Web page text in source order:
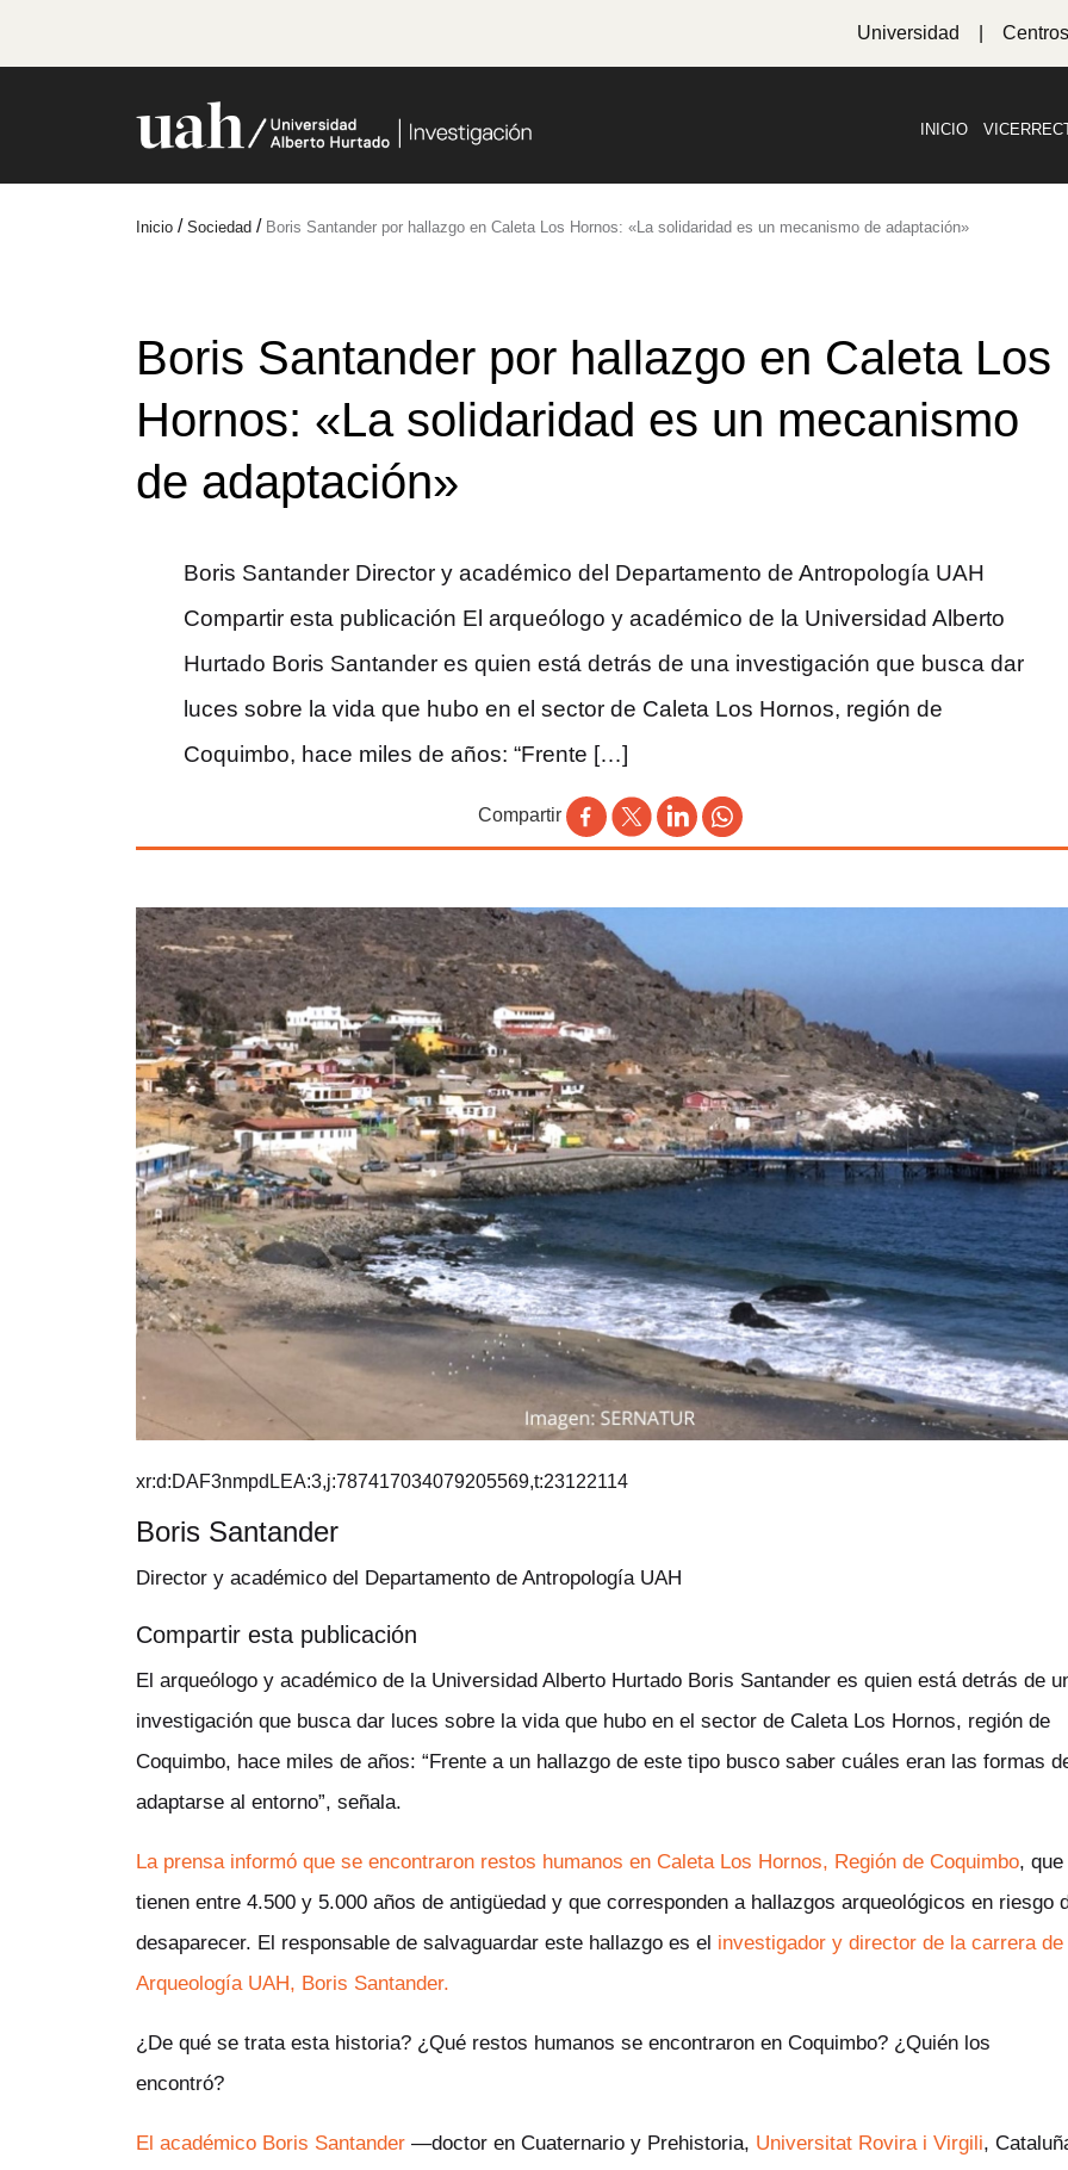
Universidad Centros
INICIO
Inicio / Sociedad / Boris Santander por hallazgo en Caleta Los Hornos: «La solidaridad es un mecanismo de adaptación»
Boris Santander por hallazgo en Caleta Los
Hornos: «La solidaridad es un mecanismo
de adaptación»
Boris Santander Director y académico del Departamento de Antropología UAH
Compartir esta publicación El arqueólogo y académico de la Universidad Alberto
Hurtado Boris Santander es quien está detrás de una investigación que busca dar
luces sobre la vida que hubo en el sector de Caleta Los Hornos, región de
Coquimbo, hace miles de años: “Frente […]
Compartir
xr:d:DAF3nmpdLEA:3,j:787417034079205569,t:23122114
Boris Santander
Director y académico del Departamento de Antropología UAH
Compartir esta publicación
El arqueólogo y académico de la Universidad Alberto Hurtado Boris Santander es quien está detrás de
investigación que busca dar luces sobre la vida que hubo en el sector de Caleta Los Hornos, región de
Coquimbo, hace miles de años: “Frente a un hallazgo de este tipo busco saber cuáles eran las formas
adaptarse al entorno”, señala.
La prensa informó que se encontraron restos humanos en Caleta Los Hornos, Región de Coquimbo, que
tienen entre 4.500 y 5.000 años de antigüedad y que corresponden a hallazgos arqueológicos en riesgo
desaparecer. El responsable de salvaguardar este hallazgo es el investigador y director de la carrera de
Arqueología UAH, Boris Santander.
¿De qué se trata esta historia? ¿Qué restos humanos se encontraron en Coquimbo? ¿Quién los
encontró?
El académico Boris Santander —doctor en Cuaternario y Prehistoria, Universitat Rovira i Virgili,